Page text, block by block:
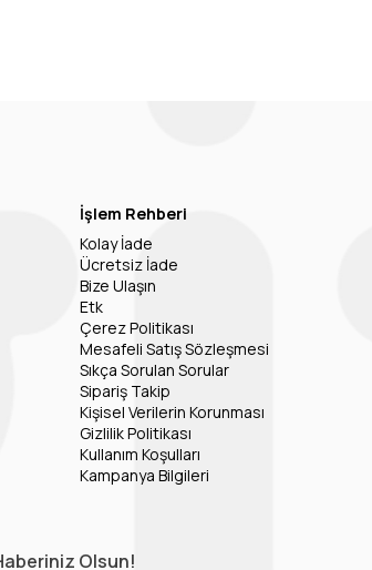
İşlem Rehberi
Kolay İade
Ücretsiz İade
Bize Ulaşın
Etk
Çerez Politikası
Mesafeli Satış Sözleşmesi
Sıkça Sorulan Sorular
Sipariş Takip
Kişisel Verilerin Korunması
Gizlilik Politikası
Kullanım Koşulları
Kampanya Bilgileri
Olsun!